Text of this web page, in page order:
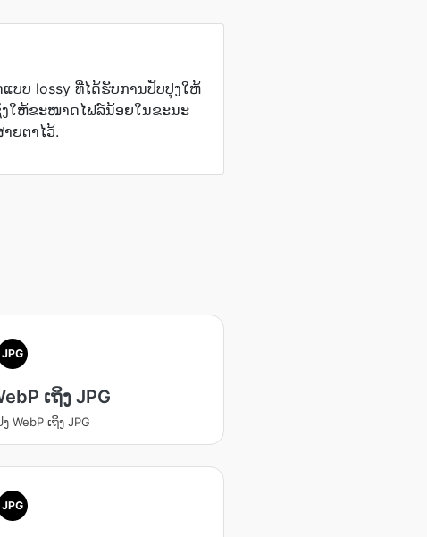
ບບ lossy ທີ່ໄດ້ຮັບການປັບປຸງໃຫ້
ໃຫ້ຂະໜາດໄຟລ໌ນ້ອຍໃນຂະນະ
ຍຕາໄວ້.
JPG
ເຖິງ JPG
WebP ເຖິງ JPG
JPG